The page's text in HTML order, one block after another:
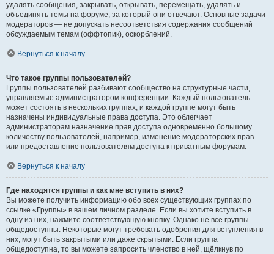
удалять сообщения, закрывать, открывать, перемещать, удалять и
объединять темы на форуме, за который они отвечают. Основные задачи
модераторов — не допускать несоответствия содержания сообщений
обсуждаемым темам (оффтопик), оскорблений.
Вернуться к началу
Что такое группы пользователей?
Группы пользователей разбивают сообщество на структурные части,
управляемые администратором конференции. Каждый пользователь
может состоять в нескольких группах, и каждой группе могут быть
назначены индивидуальные права доступа. Это облегчает
администраторам назначение прав доступа одновременно большому
количеству пользователей, например, изменение модераторских прав
или предоставление пользователям доступа к приватным форумам.
Вернуться к началу
Где находятся группы и как мне вступить в них?
Вы можете получить информацию обо всех существующих группах по
ссылке «Группы» в вашем личном разделе. Если вы хотите вступить в
одну из них, нажмите соответствующую кнопку. Однако не все группы
общедоступны. Некоторые могут требовать одобрения для вступления в
них, могут быть закрытыми или даже скрытыми. Если группа
общедоступна, то вы можете запросить членство в ней, щёлкнув по